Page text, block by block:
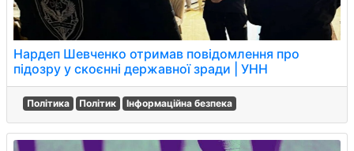
Нардеп Шевченко отримав повідомлення про
підозру у скоєнні державної зради | УНН
Політика Політик Інформаційна безпека